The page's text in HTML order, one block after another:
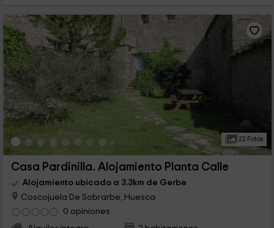
22 Fotos
Casa Pardinilla. Alojamiento Planta Calle
Alojamiento ubicado a 3.3km de Gerbe
Coscojuela De Sobrarbe, Huesca
0 opiniones